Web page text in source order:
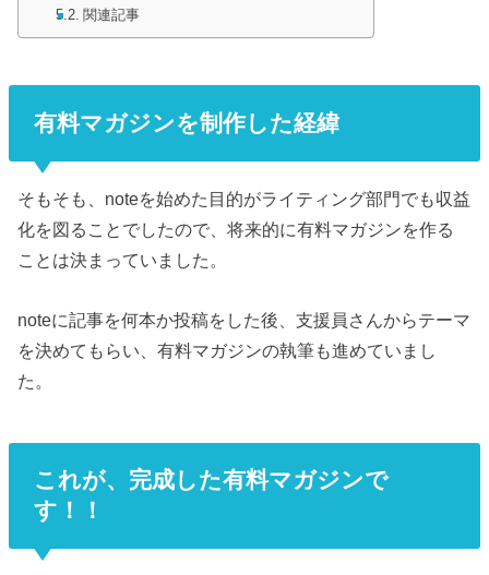
関連記事
有料マガジンを制作した経緯
そもそも、noteを始めた目的がライティング部門でも収益
化を図ることでしたので、将来的に有料マガジンを作る
ことは決まっていました。
noteに記事を何本か投稿をした後、支援員さんからテーマ
を決めてもらい、有料マガジンの執筆も進めていまし
た。
これが、完成した有料マガジンで
す！！